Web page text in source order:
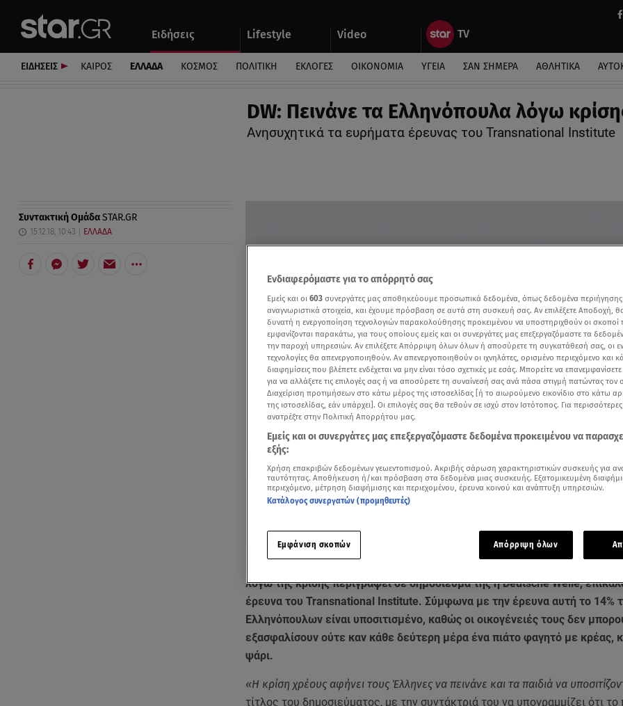
Ειδήσεις Lifestyle Video
Αυτοκίνητο
ΕΙΔΗΣΕΙΣ ΚΑΙΡΟΣ ΕΛΛΑΔΑ ΚΟΣΜΟΣ ΠΟΛΙΤΙΚΗ ΕΚΛΟΓΕΣ ΟΙΚΟΝΟΜΙΑ ΥΓΕΙΑ ΣΑΝ ΣΗΜΕΡΑ ΑΘΛΗΤΙΚΑ
DW: Πεινάνε τα Ελληνόπουλα λόγω
Ανησυχητικά τα ευρήματα έρευνας του Transnational Institute
Συντακτική ΟμάδαSTAR.GR
15.12.18, 10:43 ΕΛΛΑΔΑ
Δείτε περισσότερα άρθρα μας στην αναζήτηση σας
Πρόσθηκη star.gr στις επιλογές σας
Δείτε περισσότερα άρθρα μας στα αποτελέσματα αναζήτησης
λόγω της κρίσης περιγράφει σε δημοσίευμά της η Deutsche Welle,
έρευνα του Transnational Institute. Σύμφωνα με την έρευνα αυτή το 14%
Ελληνόπουλων είναι υποσιτισμένο, καθώς οι οικογένειές τους δεν
εξασφαλίσουν ούτε καν κάθε δεύτερη μέρα ένα πιάτο φαγητό με κρέας,
ψάρι.
«Η κρίση χρέους αφήνει τους Έλληνες να πεινάνε και τα παιδιά να
τίτλος του δημοσιεύματος, με την συντάκτριά του να υπογραμμίζει ότι
Ενδιαφερόμαστε για το απόρρητό σας
Εμείς και οι 603 συνεργάτες μας αποθηκεύουμε προσωπικά δεδομένα, όπως δεδομένα
αναγνωριστικά στοιχεία, και έχουμε πρόσβαση σε αυτά στη συσκευή σας. Αν επιλέξετε Αποδοχή,
δυνατή η ενεργοποίηση τεχνολογιών παρακολούθησης προκειμένου να υποστηριχθούν οι σκοποί
εμφανίζονται παρακάτω, για τους οποίους εμείς και οι συνεργάτες μας επεξεργαζόμαστε τα
την παροχή υπηρεσιών. Αν επιλέξετε Απόρριψη όλων όλων ή αποσύρετε τη συγκατάθεσή σας, οι
τεχνολογίες θα απενεργοποιηθούν. Αν απενεργοποιηθούν οι ιχνηλάτες, ορισμένο περιεχόμενο και
διαφημίσεις που βλέπετε ενδέχεται να μην είναι τόσο σχετικές με εσάς. Μπορείτε να
για να αλλάξετε τις επιλογές σας ή να αποσύρετε τη συναίνεσή σας ανά πάσα στιγμή πατώντας τον
Διαχείριση προτιμήσεων στο κάτω μέρος της ιστοσελίδας [ή το αιωρούμενο εικονίδιο στο κάτω
της ιστοσελίδας, εάν υπάρχει]. Οι επιλογές σας θα τεθούν σε ισχύ στον Ιστότοπος. Για
ανατρέξτε στην Πολιτική Απορρήτου μας.
Εμείς και οι συνεργάτες μας επεξεργαζόμαστε δεδομένα προκειμένου να
εξής:
Χρήση επακριβών δεδομένων γεωεντοπισμού. Ακριβής σάρωση χαρακτηριστικών συσκευής για
ταυτότητας. Αποθήκευση ή/και πρόσβαση στα δεδομένα μιας συσκευής. Εξατομικευμένη
περιεχόμενο, μέτρηση διαφήμισης και περιεχομένου, έρευνα κοινού και ανάπτυξη υπηρεσιών.
Κατάλογος συνεργατών (προμηθευτές)
Εμφάνιση σκοπών Απόρριψη όλων